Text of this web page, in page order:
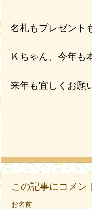
名札もプレゼント
Ｋちゃん、今年も
来年も宜しくお願
この記事にコメン
お名前